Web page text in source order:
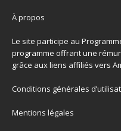
À propos
Le site participe au
programme offrant une
grâce aux liens affiliés vers
Conditions générales
Mentions légales